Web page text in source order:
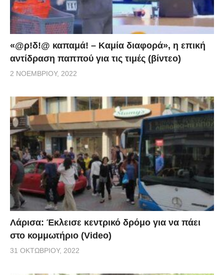
«@ρ!δ!@ καπαμά! – Καμία διαφορά», η επική
αντίδραση παππού για τις τιμές (βίντεο)
2 ΝΟΕΜΒΡΊΟΥ, 2022
Λάρισα: Έκλεισε κεντρικό δρόμο για να πάει
στο κομμωτήριο (Video)
31 ΟΚΤΩΒΡΊΟΥ, 2022